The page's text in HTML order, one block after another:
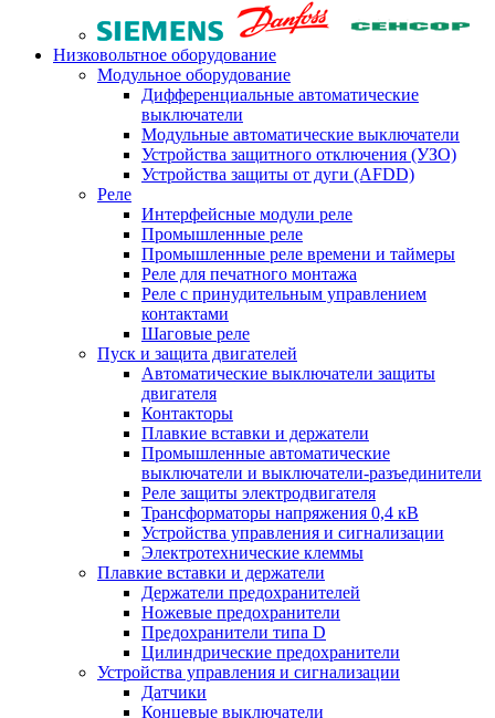
Низковольтное оборудование
Модульное оборудование
Дифференциальные автоматические
выключатели
Модульные автоматические выключатели
Устройства защитного отключения (УЗО)
Устройства защиты от дуги (AFDD)
Реле
Интерфейсные модули реле
Промышленные реле
Промышленные реле времени и таймеры
Реле для печатного монтажа
Реле с принудительным управлением
контактами
Шаговые реле
Пуск и защита двигателей
Автоматические выключатели защиты
двигателя
Контакторы
Плавкие вставки и держатели
Промышленные автоматические
выключатели и выключатели-разъединители
Реле защиты электродвигателя
Трансформаторы напряжения 0,4 кВ
Устройства управления и сигнализации
Электротехнические клеммы
Плавкие вставки и держатели
Держатели предохранителей
Ножевые предохранители
Предохранители типа D
Цилиндрические предохранители
Устройства управления и сигнализации
Датчики
Концевые выключатели